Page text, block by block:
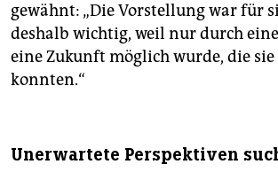
gewähnt: „Die Vorstellung war für
deshalb wichtig, weil nur durch
eine Zukunft möglich wurde, die
konnten.“
Unerwartete Perspektiven